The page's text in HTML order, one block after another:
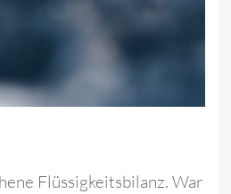
Flüssigkeitsbilanz. War